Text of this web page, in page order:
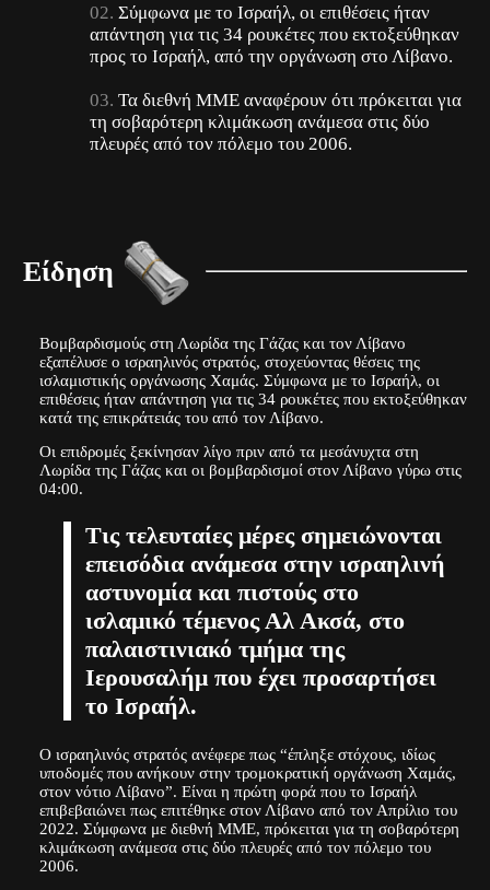
Σύμφωνα με το Ισραήλ, οι επιθέσεις ήταν
απάντηση για τις 34 ρουκέτες που εκτοξεύθηκαν
προς το Ισραήλ, από την οργάνωση στο Λίβανο.
Τα διεθνή ΜΜΕ αναφέρουν ότι πρόκειται για
τη σοβαρότερη κλιμάκωση ανάμεσα στις δύο
πλευρές από τον πόλεμο του 2006.
Είδηση
Βομβαρδισμούς στη Λωρίδα της Γάζας και τον Λίβανο
εξαπέλυσε ο ισραηλινός στρατός, στοχεύοντας θέσεις της
ισλαμιστικής οργάνωσης Χαμάς. Σύμφωνα με το Ισραήλ, οι
επιθέσεις ήταν απάντηση για τις 34 ρουκέτες που εκτοξεύθηκαν
κατά της επικράτειάς του από τον Λίβανο.
Οι επιδρομές ξεκίνησαν λίγο πριν από τα μεσάνυχτα στη
Λωρίδα της Γάζας και οι βομβαρδισμοί στον Λίβανο γύρω στις
04:00.
Τις τελευταίες μέρες σημειώνονται
επεισόδια ανάμεσα στην ισραηλινή
αστυνομία και πιστούς στο
ισλαμικό τέμενος Αλ Ακσά, στο
παλαιστινιακό τμήμα της
Ιερουσαλήμ που έχει προσαρτήσει
το Ισραήλ.
Ο ισραηλινός στρατός ανέφερε πως “έπληξε στόχους, ιδίως
υποδομές που ανήκουν στην τρομοκρατική οργάνωση Χαμάς,
στον νότιο Λίβανο”. Είναι η πρώτη φορά που το Ισραήλ
επιβεβαιώνει πως επιτέθηκε στον Λίβανο από τον Απρίλιο του
2022. Σύμφωνα με διεθνή ΜΜΕ, πρόκειται για τη σοβαρότερη
κλιμάκωση ανάμεσα στις δύο πλευρές από τον πόλεμο του
2006.